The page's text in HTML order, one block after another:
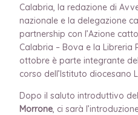
Calabria, la redazione di
nazionale e la delegazione
partnership con l’Azione
Calabria – Bova e la Libreria
ottobre è parte integrante
corso dell’Istituto diocesano
Dopo il saluto introduttivo
Morrone, ci sarà